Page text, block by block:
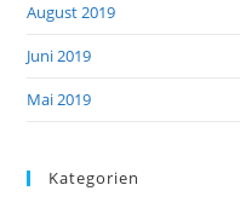
August 2019
Juni 2019
Mai 2019
Kategorien